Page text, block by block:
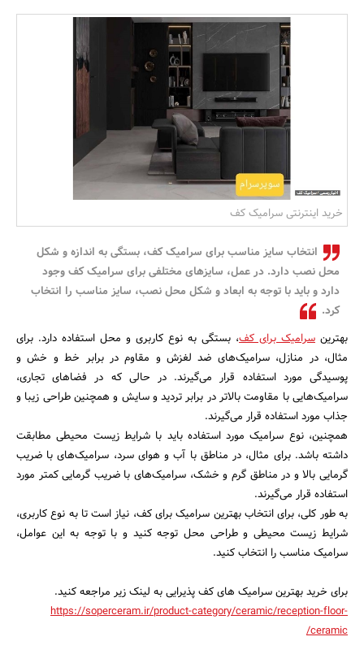
بانک، بیمه و سرمایه
مسکن و ساختمان
جستجو
خرید اینترنتی سرامیک کف
انتخاب سایز مناسب برای سرامیک کف، بستگی به اندازه و شکل
محل نصب دارد. در عمل، سایزهای مختلفی برای سرامیک کف وجود
دارد و باید با توجه به ابعاد و شکل محل نصب، سایز مناسب را انتخاب
کرد.
بهترین سرامیک برای کف، بستگی به نوع کاربری و محل استفاده دارد. برای
مثال، در منازل، سرامیک‌های ضد لغزش و مقاوم در برابر خط و خش و
پوسیدگی مورد استفاده قرار می‌گیرند. در حالی که در فضاهای تجاری،
سرامیک‌هایی با مقاومت بالاتر در برابر تردید و سایش و همچنین طراحی زیبا و
جذاب مورد استفاده قرار می‌گیرند.
همچنین، نوع سرامیک مورد استفاده باید با شرایط زیست محیطی مطابقت
داشته باشد. برای مثال، در مناطق با آب و هوای سرد، سرامیک‌های با ضریب
گرمایی بالا و در مناطق گرم و خشک، سرامیک‌های با ضریب گرمایی کمتر مورد
استفاده قرار می‌گیرند.
به طور کلی، برای انتخاب بهترین سرامیک برای کف، نیاز است تا به نوع کاربری،
شرایط زیست محیطی و طراحی محل توجه کنید و با توجه به این عوامل،
سرامیک مناسب را انتخاب کنید.
برای خرید بهترین سرامیک های کف پذیرایی به لینک زیر مراجعه کنید.
https://soperceram.ir/product-category/ceramic/reception-floor-
ceramic/